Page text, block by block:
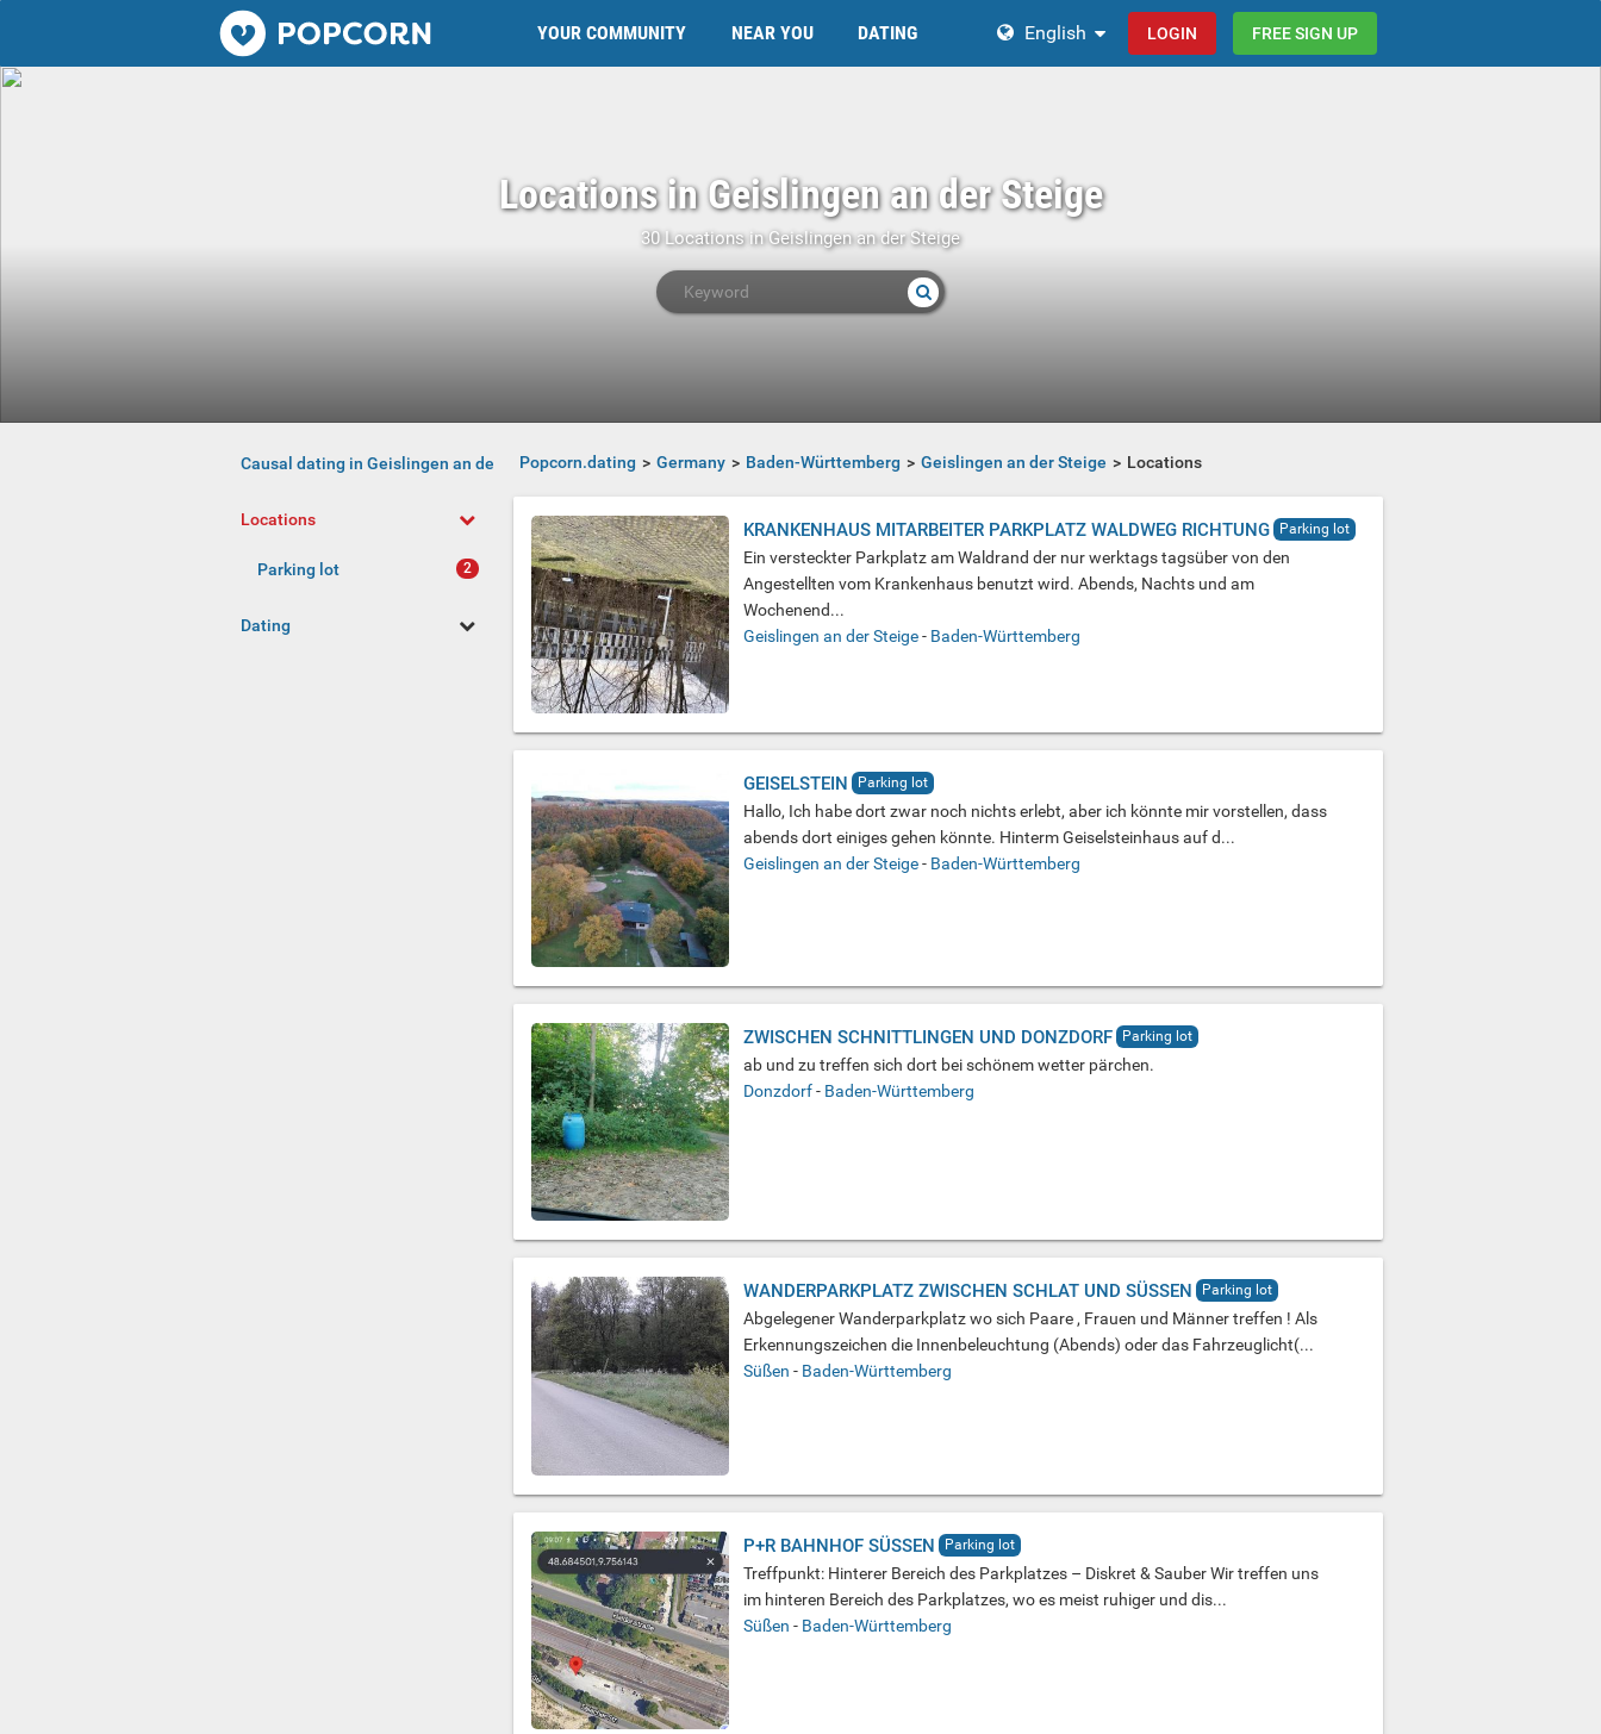
Popcorn.dating YOUR COMMUNITY NEAR YOU DATING English LOGIN FREE SIGN UP
Locations in Geislingen an der Steige
30 Locations in Geislingen an der Steige
Causal dating in Geislingen an der Steige
Locations
Parking lot
Dating
Popcorn.dating Germany Baden-Württemberg Geislingen an der Steige Locations
KRANKENHAUS MITARBEITER PARKPLATZ WALDWEG RICHTUNG Parking lot
Ein versteckter Parkplatz am Waldrand der nur werktags tagsüber von den
Angestellten vom Krankenhaus benutzt wird. Abends, Nachts und am
Wochenend...
Geislingen an der Steige- Baden-Württemberg
GEISELSTEIN Parking lot
Hallo, Ich habe dort zwar noch nichts erlebt, aber ich könnte mir vorstellen, dass
abends dort einiges gehen könnte. Hinterm Geiselsteinhaus auf d...
Geislingen an der Steige- Baden-Württemberg
ZWISCHEN SCHNITTLINGEN UND DONZDORF Parking lot
ab und zu treffen sich dort bei schönem wetter pärchen.
Donzdorf- Baden-Württemberg
WANDERPARKPLATZ ZWISCHEN SCHLAT UND SÜSSEN Parking lot
Abgelegener Wanderparkplatz wo sich Paare , Frauen und Männer treffen ! Als
Erkennungszeichen die Innenbeleuchtung (Abends) oder das Fahrzeuglicht(...
Süßen - Baden-Württemberg
P+R BAHNHOF SÜSSEN Parking lot
Treffpunkt: Hinterer Bereich des Parkplatzes – Diskret & Sauber Wir treffen uns
im hinteren Bereich des Parkplatzes, wo es meist ruhiger und dis...
Süßen - Baden-Württemberg